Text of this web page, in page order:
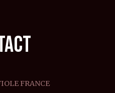
FRANCE